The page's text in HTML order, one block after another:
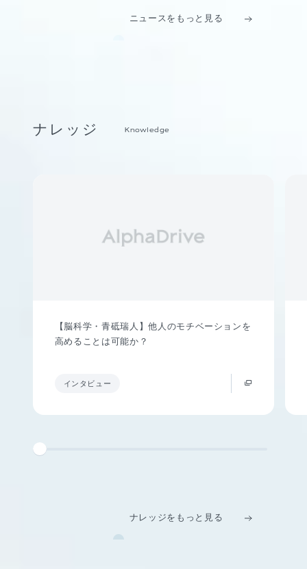
ニュースをもっと見る
ナレッジ Knowledge
【脳科学・青砥瑞人】他人のモチベーションを
高めることは可能か？
インタビュー
ナレッジをもっと見る